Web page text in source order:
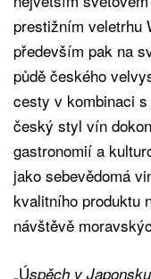
prestižním veletrhu
především pak na
půdě českého
cesty v kombinaci
český styl vín
gastronomií a
jako sebevědomá
kvalitního produktu
návštěvě
„Úspěch v